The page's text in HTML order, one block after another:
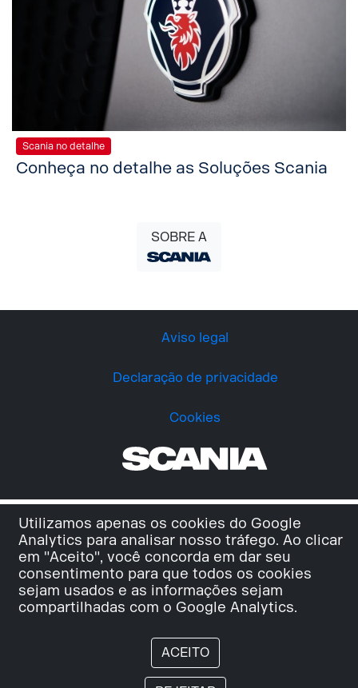
Utilizamos apenas os cookies do Google
Analytics para analisar nosso tráfego. Ao clicar
em "Aceito", você concorda em dar seu
consentimento para que todos os cookies
sejam usados e as informações sejam
compartilhadas com o Google Analytics.
ACEITO
Scania no detalhe
Conheça no detalhe as Soluções Scania
SOBRE A
Aviso legal
Declaração de privacidade
Cookies